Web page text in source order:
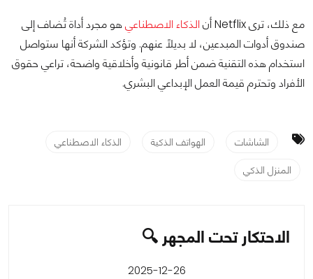
مع ذلك، ترى Netflix أن الذكاء الاصطناعيهو مجرد أداة تُضاف إلى
صندوق أدوات المبدعين، لا بديلاً عنهم. وتؤكد الشركة أنها ستواصل
استخدام هذه التقنية ضمن أطر قانونية وأخلاقية واضحة، تراعي حقوق
الأفراد وتحترم قيمة العمل الإبداعي البشري.
الشاشات الهواتف الذكية
الذكاء الاصطناعي
المنزل الذكي
الاحتكار تحت المجهر 🔍
2025-12-26